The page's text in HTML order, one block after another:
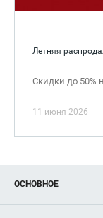
Летняя
Скидки до 50%
11 июня 2026
ОСНОВНОЕ